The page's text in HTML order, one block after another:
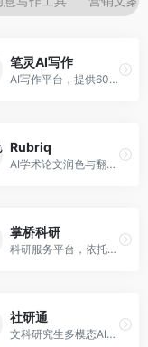
笔灵AI写作
AI写作平台，提供600+写作模板。面向学生、职场人士和内容创作者，支持论文、公文、营销文案等多种文体，模板丰富，一键生成，写作效率大幅提升。
Rubriq
AI学术论文润色与翻译平台。面向国际期刊投稿者，提供论文润色、翻译、格式调整等服务，支持多语言，学术表达专业规范。
掌桥科研
科研服务平台，依托3亿+真实文献数据库。面向学术研究者和学生，提供文献检索、论文写作、科研数据分析等服务，文献资源丰富，学术支持专业。
社研通
文科研究生多模态AI学术写作平台。面向文科研究生和社科研究者，提供文献综述、理论分析、定性研究辅助等服务，文科研究方法论支持完善。